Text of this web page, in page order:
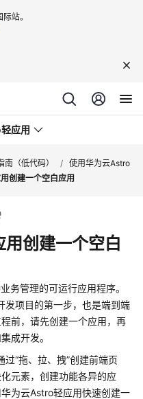
站。
应用
南（低代码） / 使用华为云Astro
创建一个空白应用
创建一个空白
务管理的可运行应用程序。
发项目的第一步，也是端到端
前，请先创建一个应用，再
成开发。
过“拖、拉、拽”创建前端页
元素，创建功能各异的应
为云Astro轻应用快速创建一